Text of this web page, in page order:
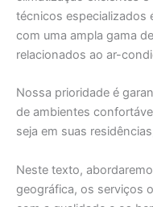
técnicos especializados
com uma ampla gama
relacionados ao ar-
Nossa prioridade é
de ambientes
seja em suas
Neste texto,
geográfica, os serviços